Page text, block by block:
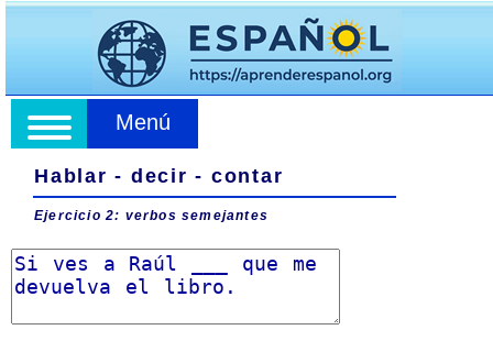
Menú
Hablar - decir - contar
Ejercicio 2: verbos semejantes